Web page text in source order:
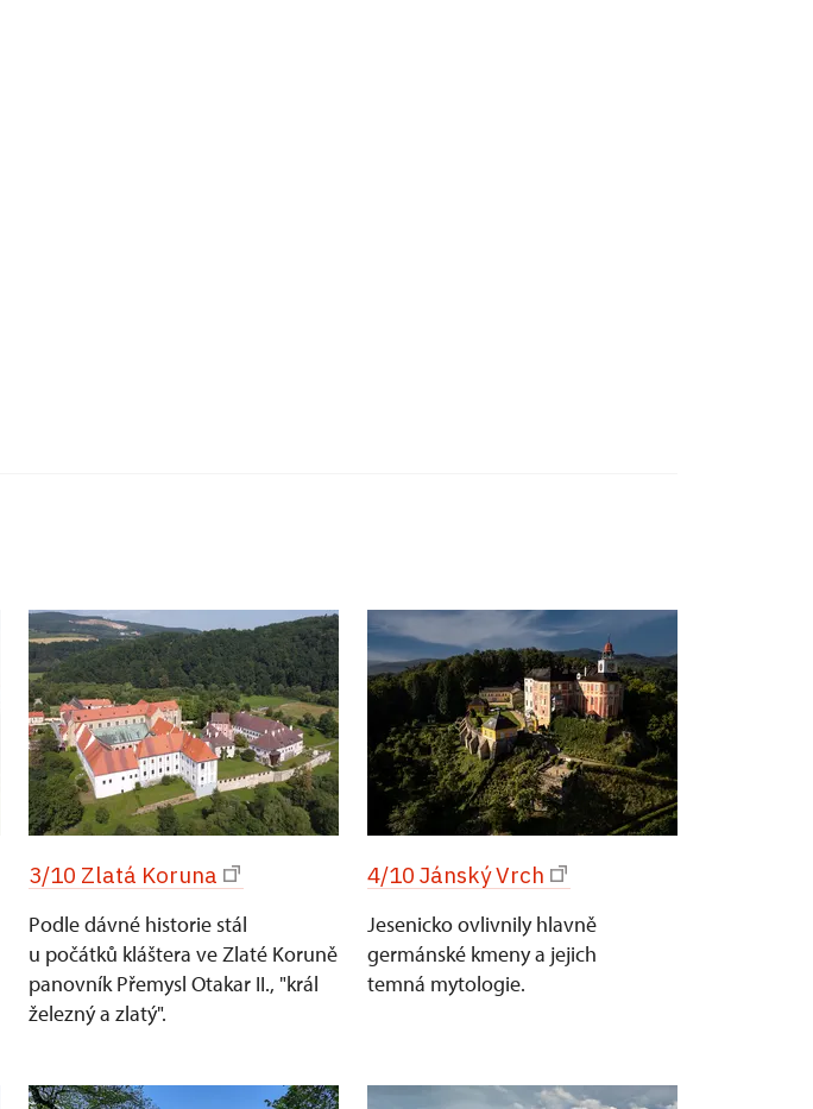
3/10 Zlatá Koruna
Podle dávné historie stál
u počátků kláštera ve Zlaté Koruně
panovník Přemysl Otakar II., "král
železný a zlatý".
4/10 Jánský Vrch
Jesenicko ovlivnily hlavně
germánské kmeny a jejich
temná mytologie.